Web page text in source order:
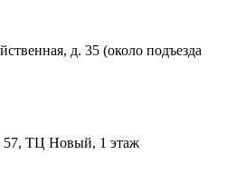
д. 35 (около подъезда
57, ТЦ Новый, 1 этаж